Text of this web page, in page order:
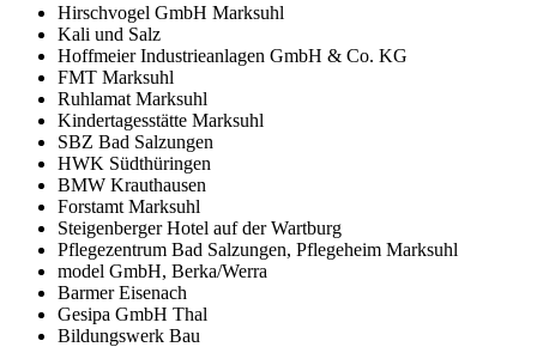
Hirschvogel GmbH Marksuhl
Kali und Salz
Hoffmeier Industrieanlagen GmbH & Co. KG
FMT Marksuhl
Ruhlamat Marksuhl
Kindertagesstätte Marksuhl
SBZ Bad Salzungen
HWK Südthüringen
BMW Krauthausen
Forstamt Marksuhl
Steigenberger Hotel auf der Wartburg
Pflegezentrum Bad Salzungen, Pflegeheim Marksuhl
model GmbH, Berka/Werra
Barmer Eisenach
Gesipa GmbH Thal
Bildungswerk Bau